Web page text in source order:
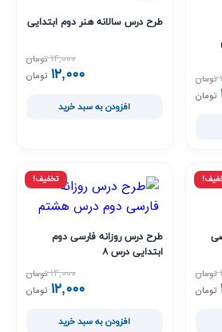
تومان
قیمت اصلی ۱۴,۰۰۰ تومان بود.تومانقیمت فعلی ۱۲,۰۰۰ تومان است.
طرح درس سالانه هنر دوم ابتدایی
۱۴,۰۰۰ تومان
قیمت اصلی ۱۲,۰۰۰ تومانقیمت فعلی
افزودن به سبد خرید
تومان
قیمت اصلی ۱۷,۰۰۰ تومان بود.تومانقیمت فعلی ۱۳,۰۰۰ تومان است.
تخفیف!
طرح درس روزانه فارسی دوم
ابتدایی درس ۸
۱۴,۰۰۰ تومان
قیمت اصلی ۱۲,۰۰۰ تومانقیمت فعلی
افزودن به سبد خرید